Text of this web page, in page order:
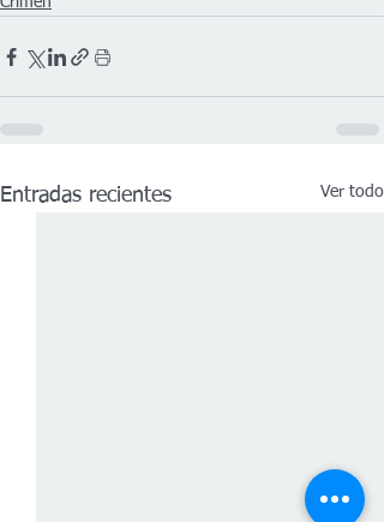
Entradas recientes Ver todo